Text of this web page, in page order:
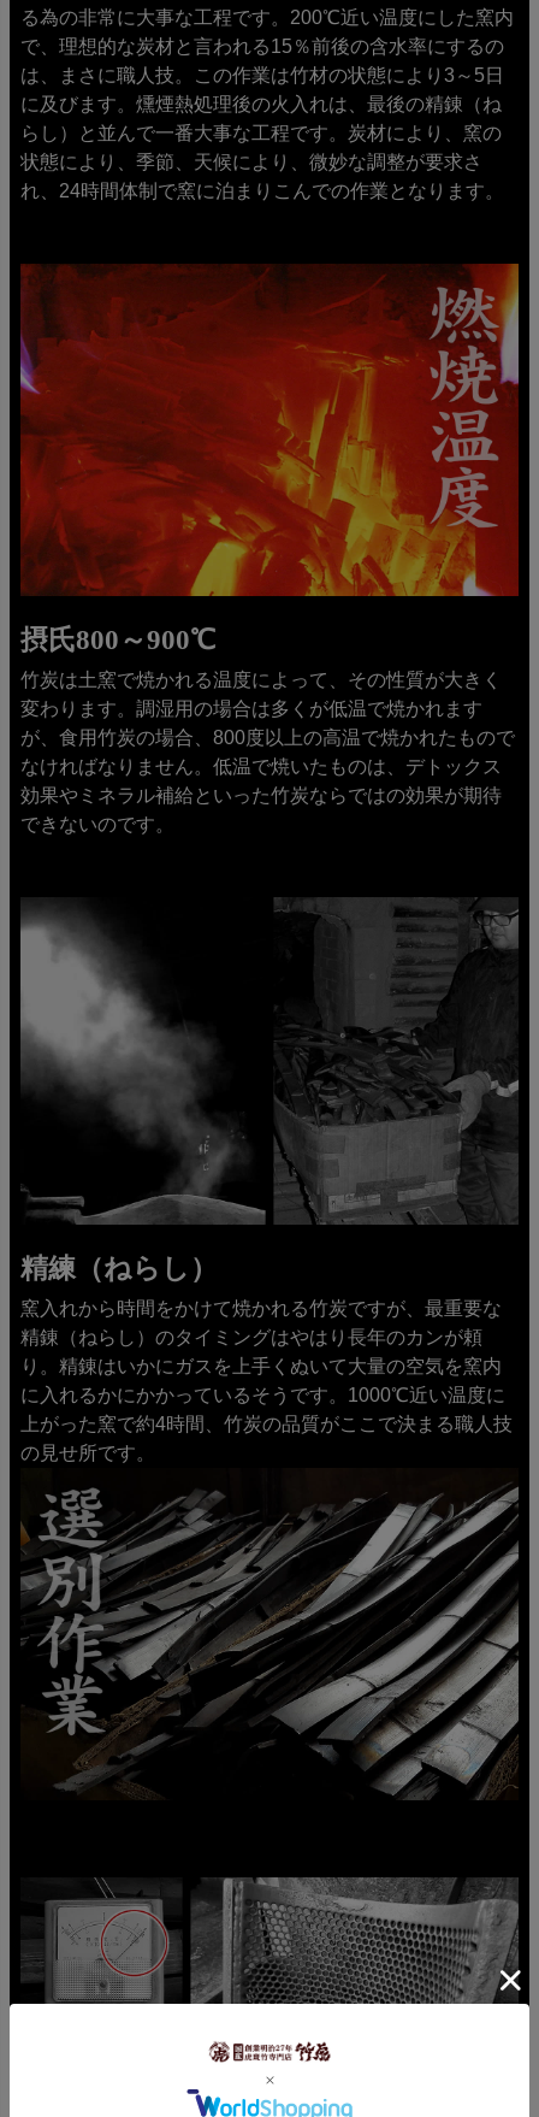
る為の非常に大事な工程です。200℃近い温度にした窯内
で、理想的な炭材と言われる15％前後の含水率にするの
は、まさに職人技。この作業は竹材の状態により3～5日
に及びます。燻煙熱処理後の火入れは、最後の精錬（ね
らし）と並んで一番大事な工程です。炭材により、窯の
状態により、季節、天候により、微妙な調整が要求さ
れ、24時間体制で窯に泊まりこんでの作業となります。
摂氏800～900℃
竹炭は土窯で焼かれる温度によって、その性質が大きく
変わります。調湿用の場合は多くが低温で焼かれます
が、食用竹炭の場合、800度以上の高温で焼かれたもので
なければなりません。低温で焼いたものは、デトックス
効果やミネラル補給といった竹炭ならではの効果が期待
できないのです。
精練（ねらし）
窯入れから時間をかけて焼かれる竹炭ですが、最重要な
精錬（ねらし）のタイミングはやはり長年のカンが頼
り。精錬はいかにガスを上手くぬいて大量の空気を窯内
に入れるかにかかっているそうです。1000℃近い温度に
上がった窯で約4時間、竹炭の品質がここで決まる職人技
の見せ所です。